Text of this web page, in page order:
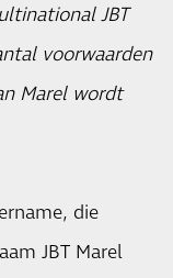
JBT
voorwaarden
Marel wordt
die
JBT Marel